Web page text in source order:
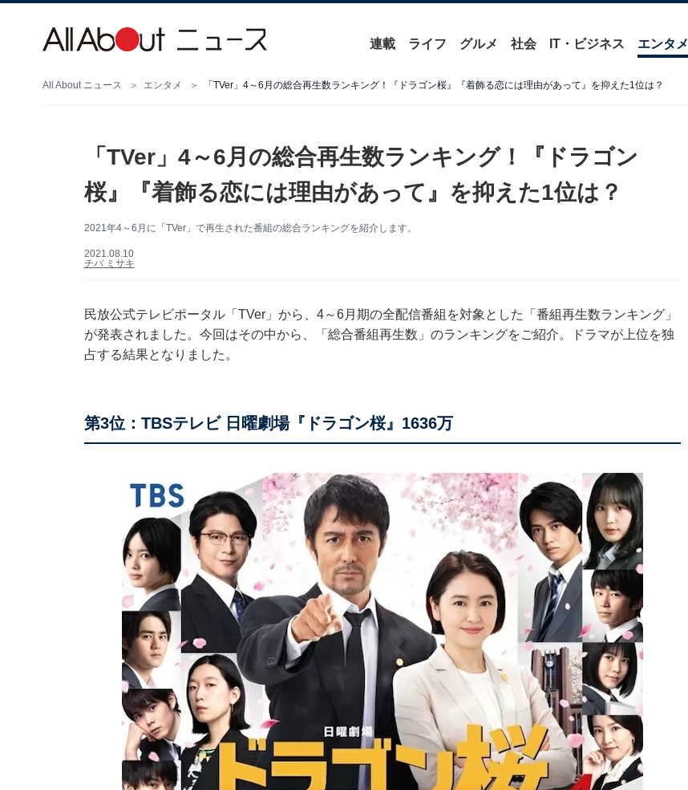
連載 ライフ グルメ 社会 IT・ビジネス エンタメ
All About ニュース エンタメ 「TVer」4～6月の総合再生数ランキング！『ドラゴン桜』『着飾る恋には理由があって』を抑えた1位は？
「TVer」4～6月の総合再生数ランキング！『ドラゴン
桜』『着飾る恋には理由があって』を抑えた1位は？
2021年4～6月に「TVer」で再生された番組の総合ランキングを紹介します。
2021.08.10
チバ ミサキ
民放公式テレビポータル「TVer」から、4～6月期の全配信番組を対象とした「番組再⽣数ランキング」
が発表されました。今回はその中から、「総合番組再生数」のランキングをご紹介。ドラマが上位を独
占する結果となりました。
第3位：TBSテレビ 日曜劇場『ドラゴン桜』1636万